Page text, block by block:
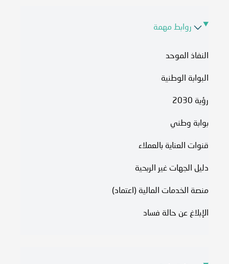
روابط مهمة
النفاذ الموحد
البوابة الوطنية
رؤية 2030
بوابة وطني
قنوات العناية بالعملاء
دليل الجهات غير الربحية
منصة الخدمات المالية (اعتماد)
الإبلاغ عن حالة فساد